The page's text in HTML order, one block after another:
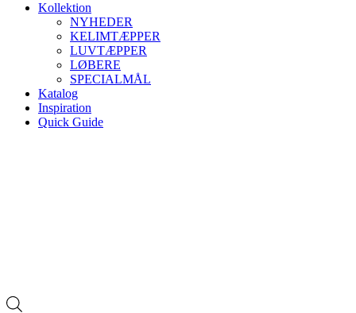
Kollektion
NYHEDER
KELIMTÆPPER
LUVTÆPPER
LØBERE
SPECIALMÅL
Katalog
Inspiration
Quick Guide